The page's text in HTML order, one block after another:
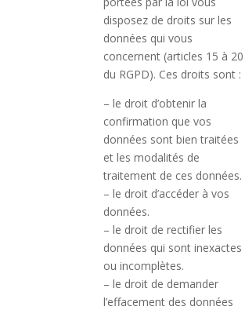
disposez de droits sur les
données qui vous
concernent (articles 15 à 20
du RGPD). Ces droits sont :
– le droit d’obtenir la
confirmation que vos
données sont bien traitées
et les modalités de
traitement de ces données.
– le droit d’accéder à vos
données.
– le droit de rectifier les
données qui sont inexactes
ou incomplètes.
– le droit de demander
l’effacement des données